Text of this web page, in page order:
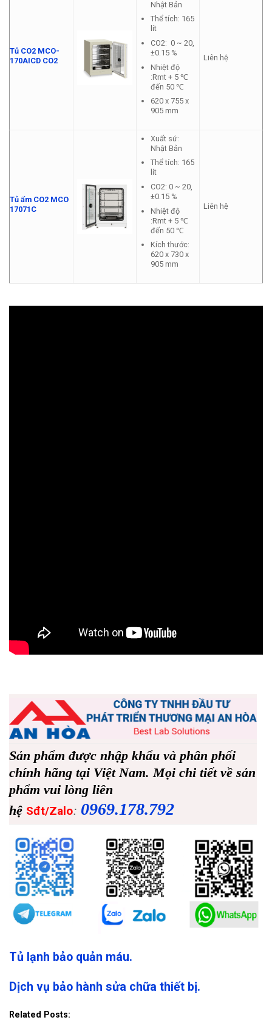
Tủ CO2 MCO-
170AICD CO2
Nhật Bản
Thể tích: 165
lít
CO2: 0 ~ 20,
±0.15 %
Nhiệt độ
:Rmt + 5 ℃
đến 50 ℃
620 x 755 x
905 mm
Liên hệ
Tủ ấm CO2 MCO
17071C
Xuất sứ:
Nhật Bản
Thể tích: 165
lít
CO2: 0 ~ 20,
±0.15 %
Nhiệt độ
:Rmt + 5 ℃
đến 50 ℃
Kích thước:
620 x 730 x
905 mm
Liên hệ
Sản phẩm được nhập khẩu và phân phối
chính hãng tại Việt Nam. Mọi chi tiết về sản
phẩm vui lòng liên
hệ Sđt/Zalo: 0969.178.792
Tủ lạnh bảo quản máu.
Dịch vụ bảo hành sửa chữa thiết bị.
Related Posts: